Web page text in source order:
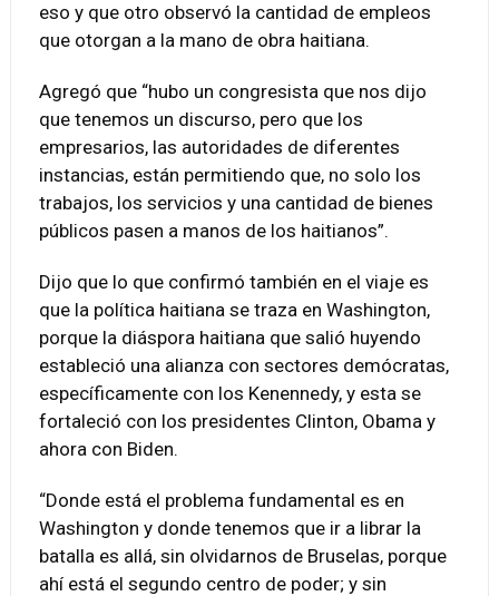
eso y que otro observó la cantidad de empleos
que otorgan a la mano de obra haitiana.
Agregó que “hubo un congresista que nos dijo
que tenemos un discurso, pero que los
empresarios, las autoridades de diferentes
instancias, están permitiendo que, no solo los
trabajos, los servicios y una cantidad de bienes
públicos pasen a manos de los haitianos”.
Dijo que lo que confirmó también en el viaje es
que la política haitiana se traza en Washington,
porque la diáspora haitiana que salió huyendo
estableció una alianza con sectores demócratas,
específicamente con los Kenennedy, y esta se
fortaleció con los presidentes Clinton, Obama y
ahora con Biden.
“Donde está el problema fundamental es en
Washington y donde tenemos que ir a librar la
batalla es allá, sin olvidarnos de Bruselas, porque
ahí está el segundo centro de poder; y sin